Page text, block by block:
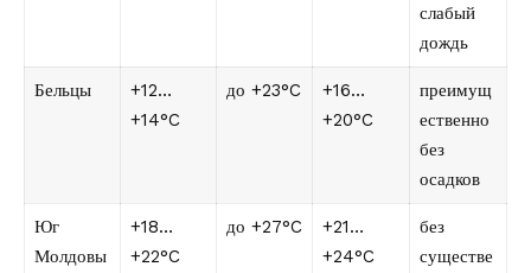
слабый
дождь
Бельцы
+12…
+14°C
до +23°C
+16…
+20°C
преимущ
ественно
без
осадков
Юг
Молдовы
+18…
+22°C
до +27°C
+21…
+24°C
без
существе